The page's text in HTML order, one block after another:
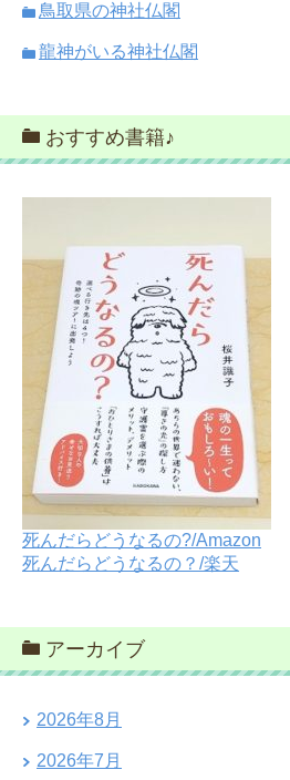
鳥取県の神社仏閣
龍神がいる神社仏閣
おすすめ書籍♪
死んだらどうなるの?/Amazon
死んだらどうなるの？/楽天
アーカイブ
2026年8月
2026年7月